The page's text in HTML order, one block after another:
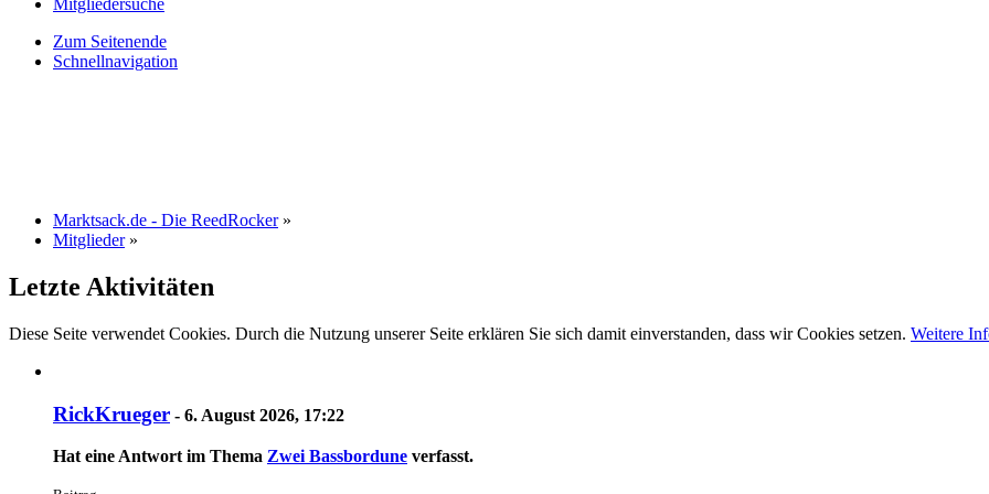
Mitgliedersuche
Zum Seitenende
Schnellnavigation
Marktsack.de - Die ReedRocker »
Mitglieder »
Letzte Aktivitäten
Diese Seite verwendet Cookies. Durch die Nutzung unserer Seite erklären Sie sich damit einverstanden, dass wir Cookies setzen. Weitere
RickKrueger - 6. August 2026, 17:22
Hat eine Antwort im Thema Zwei Bassbordune verfasst.